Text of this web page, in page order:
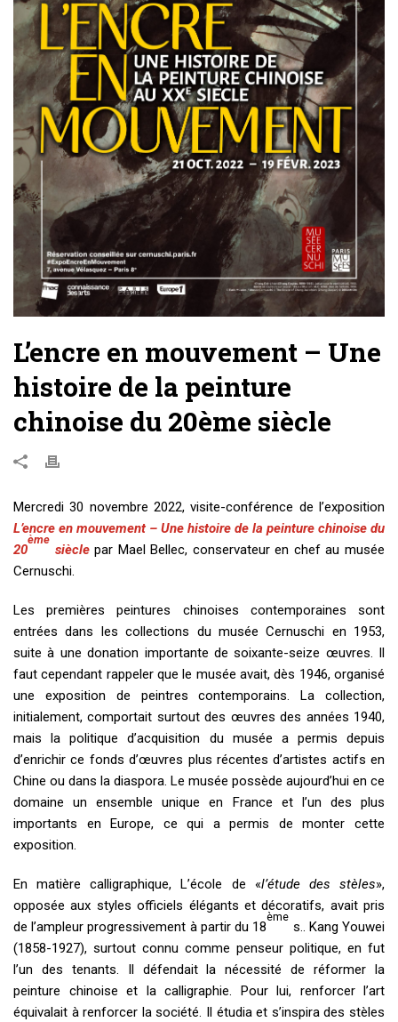
L’encre en mouvement – Une
histoire de la peinture
chinoise du 20ème siècle
Mercredi 30 novembre 2022, visite-conférence de l’exposition
L’encre en mouvement – Une histoire de la peinture chinoise du
20
ème
sièclepar Mael Bellec, conservateur en chef au musée
Cernuschi.
Les premières peintures chinoises contemporaines sont
entrées dans les collections du musée Cernuschi en 1953,
suite à une donation importante de soixante-seize œuvres. Il
faut cependant rappeler que le musée avait, dès 1946, organisé
une exposition de peintres contemporains. La collection,
initialement, comportait surtout des œuvres des années 1940,
mais la politique d’acquisition du musée a permis depuis
d’enrichir ce fonds d’œuvres plus récentes d’artistes actifs en
Chine ou dans la diaspora. Le musée possède aujourd’hui en ce
domaine un ensemble unique en France et l’un des plus
importants en Europe, ce qui a permis de monter cette
exposition.
En matière calligraphique, L’école de «l’étude des stèles»,
opposée aux styles officiels élégants et décoratifs, avait pris
de l’ampleur progressivement à partir du 18
ème
s.. Kang Youwei
(1858-1927), surtout connu comme penseur politique, en fut
l’un des tenants. Il défendait la nécessité de réformer la
peinture chinoise et la calligraphie. Pour lui, renforcer l’art
équivalait à renforcer la société. Il étudia et s’inspira des stèles